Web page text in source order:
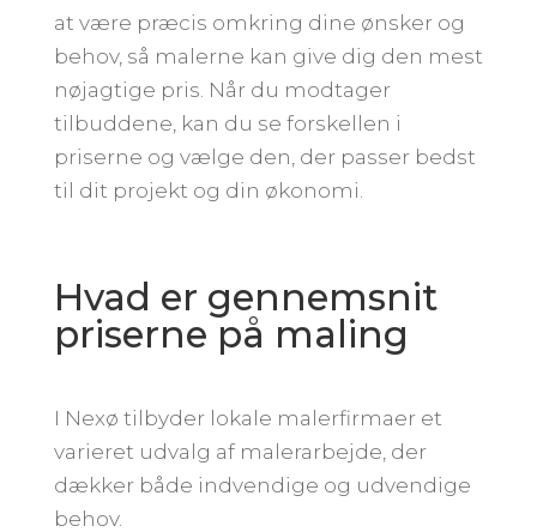
at være præcis omkring dine ønsker og
behov, så malerne kan give dig den mest
nøjagtige pris. Når du modtager
tilbuddene, kan du se forskellen i
priserne og vælge den, der passer bedst
til dit projekt og din økonomi.
Hvad er gennemsnit
priserne på maling
I Nexø tilbyder lokale malerfirmaer et
varieret udvalg af malerarbejde, der
dækker både indvendige og udvendige
behov.